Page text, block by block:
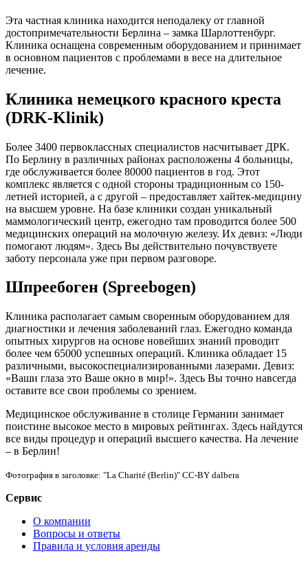
Эта частная клиника находится неподалеку от главной
достопримечательности Берлина – замка Шарлоттенбург.
Клиника оснащена современным оборудованием и принимает
в основном пациентов с проблемами в весе на длительное
лечение.
Клиника немецкого красного креста
(DRK-Klinik)
Более 3400 первоклассных специалистов насчитывает ДРК.
По Берлину в различных районах расположены 4 больницы,
где обслуживается более 80000 пациентов в год. Этот
комплекс является с одной стороны традиционным со 150-
летней историей, а с другой – предоставляет хайтек-медицину
на высшем уровне. На базе клиники создан уникальный
маммологический центр, ежегодно там проводится более 500
медицинских операций на молочную железу. Их девиз: «Люди
помогают людям». Здесь Вы действительно почувствуете
заботу персонала уже при первом разговоре.
Шпреебоген (Spreebogen)
Клиника располагает самым своренным оборудованием для
диагностики и лечения заболеваний глаз. Ежегодно команда
опытных хирургов на основе новейших знаний проводит
более чем 65000 успешных операций. Клиника обладает 15
различными, высокоспециализированными лазерами. Девиз:
«Ваши глаза это Ваше окно в мир!». Здесь Вы точно навсегда
оставите все свои проблемы со зрением.
Медицинское обслуживание в столице Германии занимает
поистине высокое место в мировых рейтингах. Здесь найдутся
все виды процедур и операций высшего качества. На лечение
– в Берлин!
Фотография в заголовке: "La Charité (Berlin)" CC-BY dalbera
Сервис
О компании
Вопросы и ответы
Правила и условия aренды